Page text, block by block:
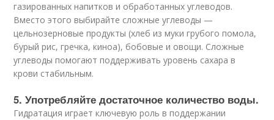
газированных напитков и обработанных углеводов.
Вместо этого выбирайте сложные углеводы —
цельнозерновые продукты (хлеб из муки грубого помола,
бурый рис, гречка, киноа), бобовые и овощи. Сложные
углеводы помогают поддерживать уровень сахара в
крови стабильным.
5. Употребляйте достаточное количество воды.
Гидратация играет ключевую роль в поддержании